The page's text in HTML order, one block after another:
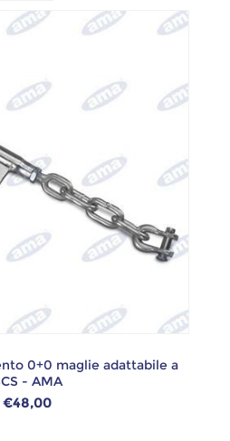
0+0 maglie adattabile a
- AMA
€48,00